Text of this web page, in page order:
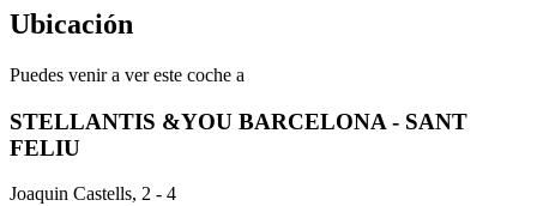
Ubicación
Puedes venir a ver este coche a
STELLANTIS &YOU BARCELONA - SANT
FELIU
Joaquin Castells, 2 - 4